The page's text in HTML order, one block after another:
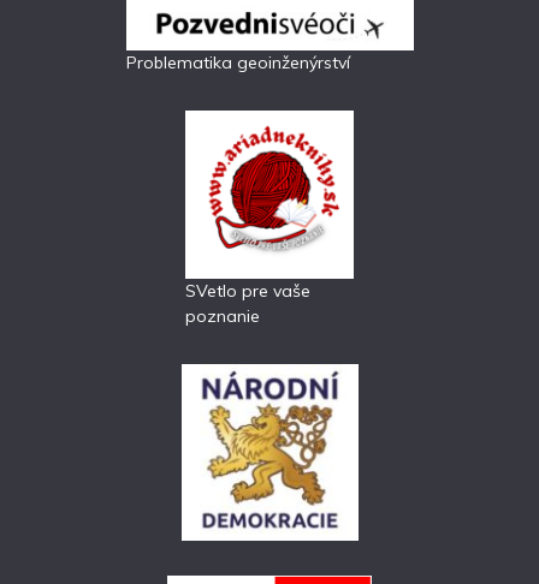
Problematika geoinženýrství
SVetlo pre vaše
poznanie